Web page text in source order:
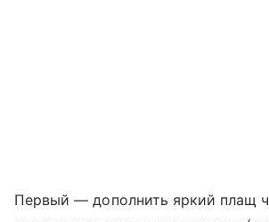
Первый — дополнить яркий плащ